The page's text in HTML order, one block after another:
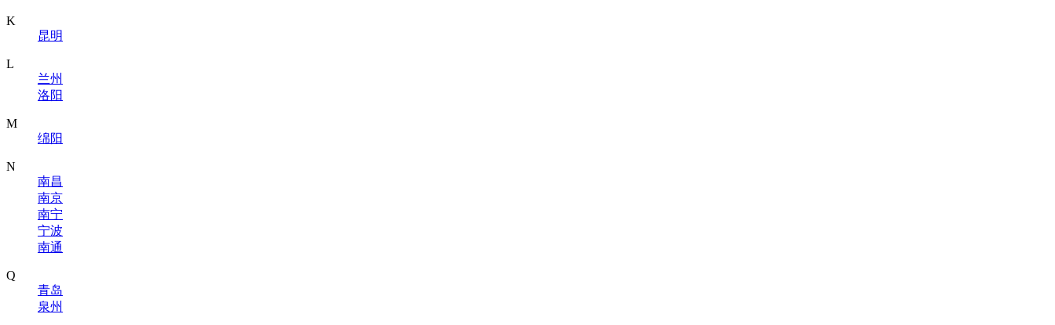
K
昆明
L
兰州
洛阳
M
绵阳
N
南昌
南京
南宁
宁波
南通
Q
青岛
泉州